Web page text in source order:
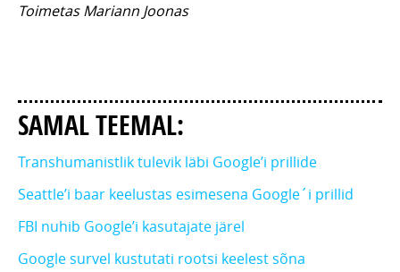
Toimetas Mariann Joonas
SAMAL TEEMAL:
Transhumanistlik tulevik läbi Google’i prillide
Seattle’i baar keelustas esimesena Google´i prillid
FBI nuhib Google’i kasutajate järel
Google survel kustutati rootsi keelest sõna